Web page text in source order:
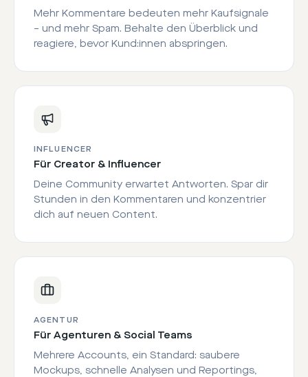
Mehr Kommentare bedeuten mehr Kaufsignale
– und mehr Spam. Behalte den Überblick und
reagiere, bevor Kund:innen abspringen.
INFLUENCER
Für Creator & Influencer
Deine Community erwartet Antworten. Spar dir
Stunden in den Kommentaren und konzentrier
dich auf neuen Content.
AGENTUR
Für Agenturen & Social Teams
Mehrere Accounts, ein Standard: saubere
Mockups, schnelle Analysen und Reportings,